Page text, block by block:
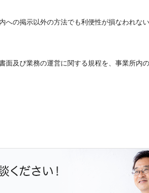
の掲示以外の方法でも利便性が損なわれない
面及び業務の運営に関する規程を、事業所内